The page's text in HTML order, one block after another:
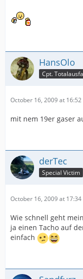
HansOlo
Cpt.
October 16, 2009 at 16:52
mit nem 19er gaser
derTec
Special Victim
October 16, 2009 at 17:34
Wie schnell geht
ja einen Tacho auf
einfach